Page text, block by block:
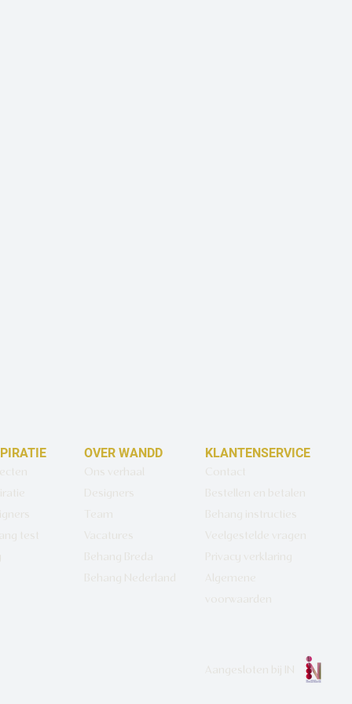
test
OVER WANDD
Ons verhaal
Designers
Team
Vacatures
Behang Breda
Behang Nederland
KLANTENSERVICE
Contact
Bestellen en betalen
Behang instructies
Veelgestelde vragen
Privacy verklaring
Algemene
voorwaarden
Aangesloten bij IN